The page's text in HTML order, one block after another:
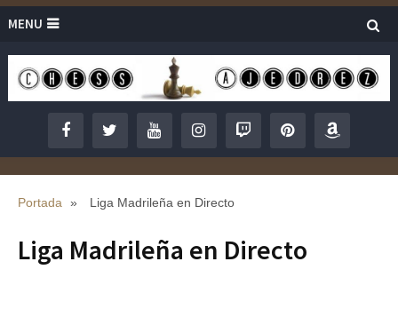
MENU
Portada » Liga Madrileña en Directo
Liga Madrileña en Directo